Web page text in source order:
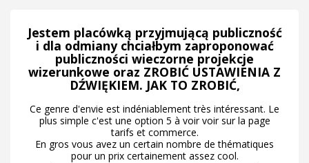
Jestem placówką przyjmującą publiczność
i dla odmiany chciałbym zaproponować
publiczności wieczorne projekcje
wizerunkowe oraz ZROBIĆ USTAWIENIA Z
DŹWIĘKIEM. JAK TO ZROBIĆ,
Ce genre d'envie est indéniablement très intéressant. Le
plus simple c'est une option 5 à voir voir sur la page
tarifs et commerce.
En gros vous avez un certain nombre de thématiques
pour un prix certainement assez cool.